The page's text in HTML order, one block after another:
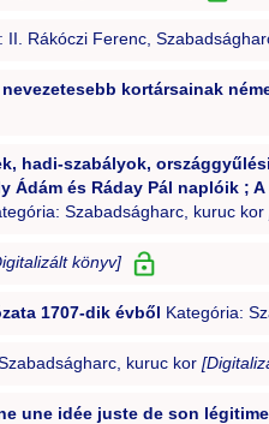
II. Rákóczi Ferenc,
kortársainak
hadi-szabályok,
Ádám és Ráday Pál naplóik ;
Szabadságharc, kuruc kor
könyv]
1707-dik évből Kategória:
kuruc kor
une idée juste de son